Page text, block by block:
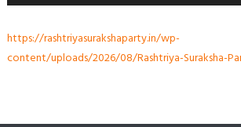
https://rashtriyasurakshaparty.in/wp-
content/uploads/2026/08/Rashtriya-Suraksha-